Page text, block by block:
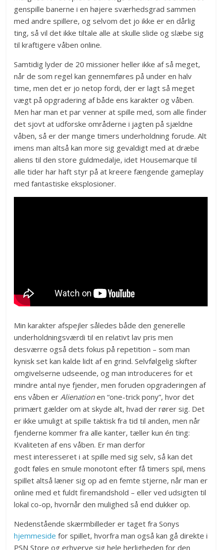
genspille banerne i en højere sværhedsgrad sammen
med andre spillere, og selvom det jo ikke er en dårlig
ting, så vil det ikke tiltale alle at skulle slide og slæbe sig
til kraftigere våben online.
Samtidig lyder de 20 missioner heller ikke af så meget,
når de som regel kan gennemføres på under en halv
time, men det er jo netop fordi, der er lagt så meget
vægt på opgradering af både ens karakter og våben.
Men har man et par venner at spille med, som alle finder
det sjovt at udforske områderne i jagten på sjældne
våben, så er der mange timers underholdning forude. Alt
imens man altså kan more sig gevaldigt med at dræbe
aliens til den store guldmedalje, idet Housemarque til
alle tider har haft styr på at kreere fængende gameplay
med fantastiske eksplosioner.
Min karakter afspejler således både den generelle
underholdningsværdi til en relativt lav pris men
desværre også dets fokus på repetition – som man
kynisk set kan kalde lidt af en grind. Selvfølgelig skifter
omgivelserne udseende, og man introduceres for et
mindre antal nye fjender, men foruden opgraderingen af
ens våben er Alienationen “one-trick pony”, hvor det
primært gælder om at skyde alt, hvad der rører sig. Det
er ikke umuligt at spille taktisk fra tid til anden, men når
fjenderne kommer fra alle kanter, tæller kun én ting:
Kvaliteten af ens våben. Er man derfor
mest interesseret i at spille med sig selv, så kan det
godt føles en smule monotont efter få timers spil, mens
spillet altså læner sig op ad en femte stjerne, når man er
online med et fuldt firemandshold – eller ved udsigten til
lokal co-op, hvornår den mulighed så end dukker op.
Nedenstående skærmbilleder er taget fra Sonys
hjemmeside for spillet, hvorfra man også kan gå direkte i
PSN Store og erhverve sig hele herligheden for den